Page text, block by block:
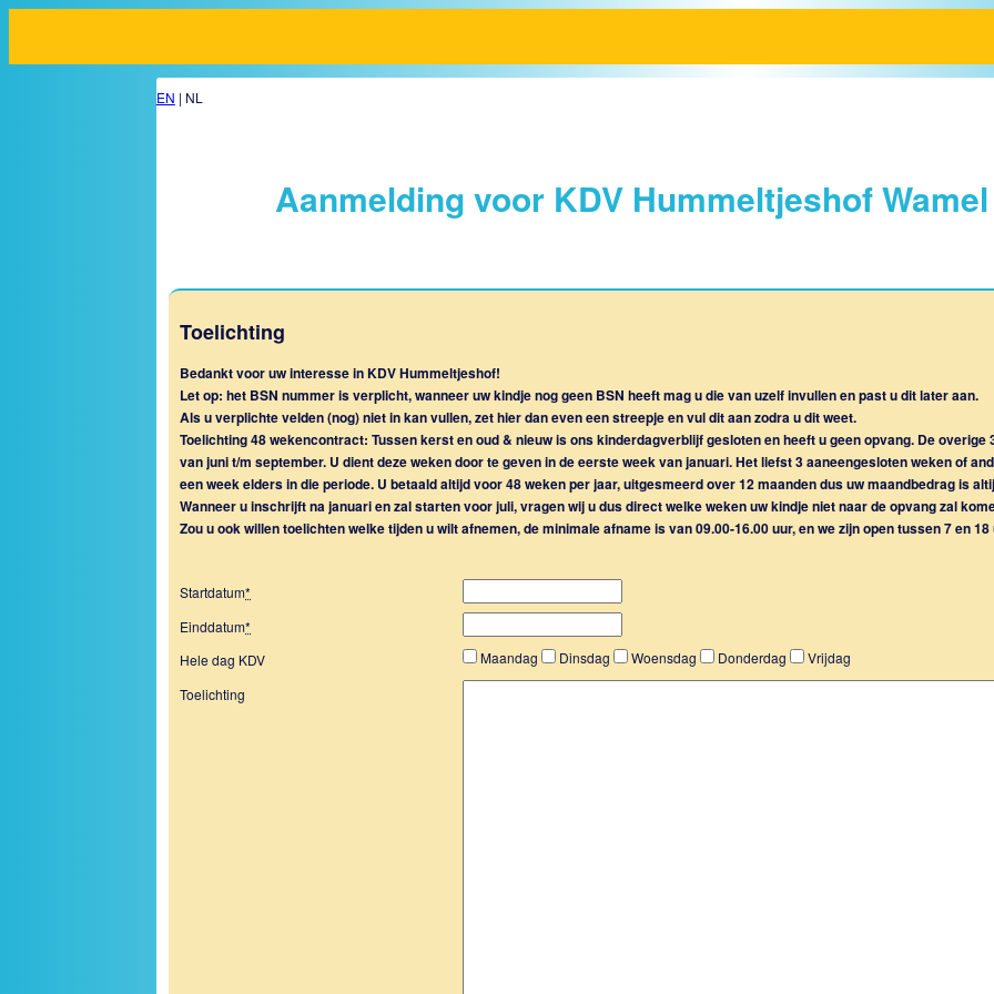
EN | NL
Aanmelding voor KDV Hummeltjeshof Wamel
Toelichting
Bedankt voor uw interesse in KDV Hummeltjeshof!
Let op: het BSN nummer is verplicht, wanneer uw kindje nog geen BSN heeft mag u die van uzelf invullen en past u dit later aan.
Als u verplichte velden (nog) niet in kan vullen, zet hier dan even een streepje en vul dit aan zodra u dit weet.
Toelichting 48 wekencontract: Tussen kerst en oud & nieuw is ons kinderdagverblijf gesloten en heeft u geen opvang. De
van juni t/m september. U dient deze weken door te geven in de eerste week van januari. Het liefst 3 aaneengesloten weken of
een week elders in die periode. U betaald altijd voor 48 weken per jaar, uitgesmeerd over 12 maanden dus uw maandbedrag is
Wanneer u inschrijft na januari en zal starten voor juli, vragen wij u dus direct welke weken uw kindje niet naar de opvang zal
Zou u ook willen toelichten welke tijden u wilt afnemen, de minimale afname is van 09.00-16.00 uur, en we zijn open tussen 7 en 18
Startdatum*
Einddatum*
Hele dag KDV
Maandag Dinsdag Woensdag Donderdag
Vrijdag
Toelichting